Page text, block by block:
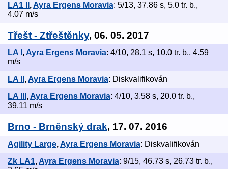
LA1 II ,Ayra Ergens Moravia: 5/13, 37.86 s, 5.0 tr. b.,
4.07 m/s
Třešt - Ztřeštěnky, 06. 05. 2017
LA I , Ayra Ergens Moravia: 4/10, 28.1 s, 10.0 tr. b., 4.59
m/s
LA II ,Ayra Ergens Moravia: Diskvalifikován
LA III , Ayra Ergens Moravia: 4/10, 3.58 s, 20.0 tr. b.,
39.11 m/s
Brno - Brněnský drak, 17. 07. 2016
Agility Large,Ayra Ergens Moravia: Diskvalifikován
Zk LA1, Ayra Ergens Moravia: 9/15, 46.73 s, 26.73 tr. b.,